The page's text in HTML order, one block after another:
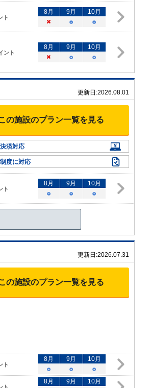
ト
8月 9月 10月
×
○ ○
ント
8月 9月 10月
×
○ ○
更新日:2026.08.01
の施設のプラン一覧を見る
済対応
度に対応
ト
8月 9月 10月
○
○ ○
更新日:2026.07.31
の施設のプラン一覧を見る
ト
8月 9月 10月
○
○ ○
8月 9月 10月